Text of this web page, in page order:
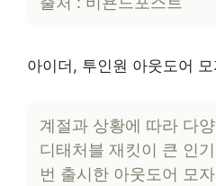
아이더, 투인원 아웃도어
계절과 상황에 따라 다
디태처블 재킷이 큰 인
번 출시한 아웃도어 모